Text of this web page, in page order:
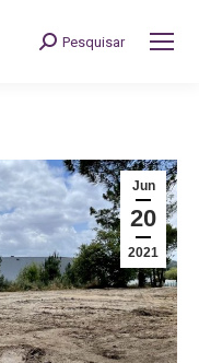
Search:
Pesquisar
Jun
20
2021